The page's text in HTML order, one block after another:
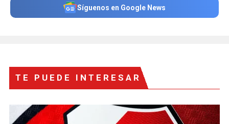
Síguenos en Google News
TE PUEDE INTERESAR